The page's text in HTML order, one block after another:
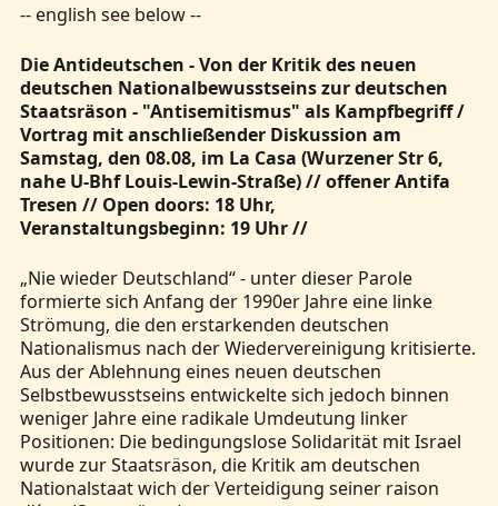
-- english see below --
Die Antideutschen - Von der Kritik des neuen
deutschen Nationalbewusstseins zur deutschen
Staatsräson - "Antisemitismus" als Kampfbegriff /
Vortrag mit anschließender Diskussion am
Samstag, den 08.08, im La Casa (Wurzener Str 6,
nahe U-Bhf Louis-Lewin-Straße) // offener Antifa
Tresen // Open doors: 18 Uhr,
Veranstaltungsbeginn: 19 Uhr //
„Nie wieder Deutschland“ - unter dieser Parole
formierte sich Anfang der 1990er Jahre eine linke
Strömung, die den erstarkenden deutschen
Nationalismus nach der Wiedervereinigung kritisierte.
Aus der Ablehnung eines neuen deutschen
Selbstbewusstseins entwickelte sich jedoch binnen
weniger Jahre eine radikale Umdeutung linker
Positionen: Die bedingungslose Solidarität mit Israel
wurde zur Staatsräson, die Kritik am deutschen
Nationalstaat wich der Verteidigung seiner raison